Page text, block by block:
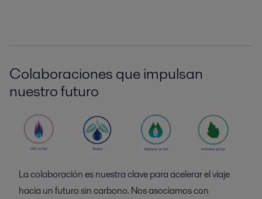
Colaboraciones que impulsan
nuestro futuro
La colaboración es nuestra clave para acelerar el viaje
hacia un futuro sin carbono. Nos asociamos con